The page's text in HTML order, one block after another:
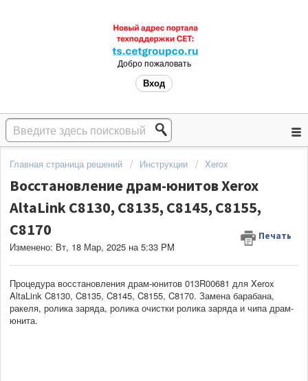
Добро пожаловать
Вход
Главная страница решений Инструкции Xerox
Восстановление драм-юнитов Xerox
AltaLink C8130, C8135, C8145, C8155,
C8170
Печать
Изменено: Вт, 18 Мар, 2025 на 5:33 PM
Процедура восстановления драм-юнитов 013R00681 для Xerox
AltaLink C8130, C8135, C8145, C8155, C8170. Замена барабана,
ракеля, ролика заряда, ролика очистки ролика заряда и чипа драм-
юнита.